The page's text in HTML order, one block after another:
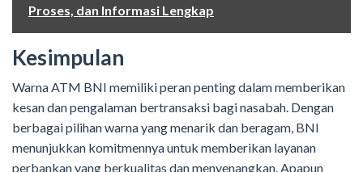
Proses, dan Informasi Lengkap
Kesimpulan
Warna ATM BNI memiliki peran penting dalam memberikan
kesan dan pengalaman bertransaksi bagi nasabah. Dengan
berbagai pilihan warna yang menarik dan beragam, BNI
menunjukkan komitmennya untuk memberikan layanan
perbankan yang berkualitas dan menyenangkan. Apapun